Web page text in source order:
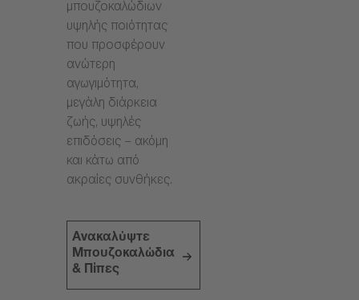
μπουζοκαλώδιων
υψηλής ποιότητας
που προσφέρουν
ανώτερη
αγωγιμότητα,
μεγάλη διάρκεια
ζωής, υψηλές
επιδόσεις – ακόμη
και κάτω από
ακραίες συνθήκες.
Ανακαλύψτε
Μπουζοκαλώδια
& Πίπες